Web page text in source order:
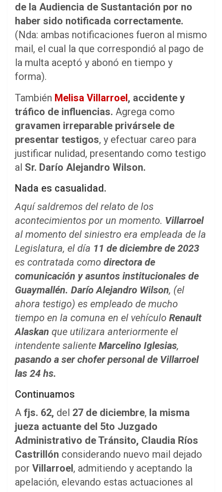
de la Audiencia de Sustantación por no
haber sido notificada correctamente.
(Nda: ambas notificaciones fueron al mismo
mail, el cual la que correspondió al pago de
la multa aceptó y abonó en tiempo y
forma).
También Melisa Villarroel, accidente y
tráfico de influencias. Agrega como
gravamen irreparable privársele de
presentar testigos, y efectuar careo para
justificar nulidad, presentando como testigo
al Sr. Darío Alejandro Wilson.
Nada es casualidad.
Aquí saldremos del relato de los
acontecimientos por un momento. Villarroel
al momento del siniestro era empleada de la
Legislatura, el día 11 de diciembre de 2023
es contratada como directora de
comunicación y asuntos institucionales de
Guaymallén. Darío Alejandro Wilson, (el
ahora testigo) es empleado de mucho
tiempo en la comuna en el vehículo Renault
Alaskan que utilizara anteriormente el
intendente saliente Marcelino Iglesias,
pasando a ser chofer personal de Villarroel
las 24 hs.
Continuamos
A fjs. 62, del 27 de diciembre, la misma
jueza actuante del 5to Juzgado
Administrativo de Tránsito, Claudia Ríos
Castrillón considerando nuevo mail dejado
por Villarroel, admitiendo y aceptando la
apelación, elevando estas actuaciones al